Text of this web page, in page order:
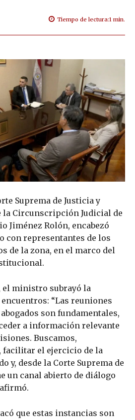
Tiempo de lectura:1 min.
Suprema de Justicia y
la Circunscripción Judicial de
Jiménez Rolón, encabezó
con representantes de los
de la zona, en el marco del
el ministro subrayó la
“Las reuniones
son fundamentales,
a información relevante
Buscamos,
facilitar el ejercicio de la
y, desde la Corte Suprema de
un canal abierto de diálogo
que estas instancias son